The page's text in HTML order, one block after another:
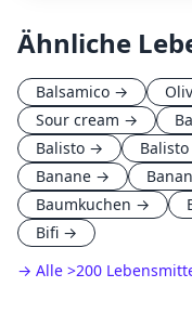
Ähnliche
Balsamico →
Sour cream →
Balisto →
Banane →
Baumkuchen →
Bifi →
→ Alle >200